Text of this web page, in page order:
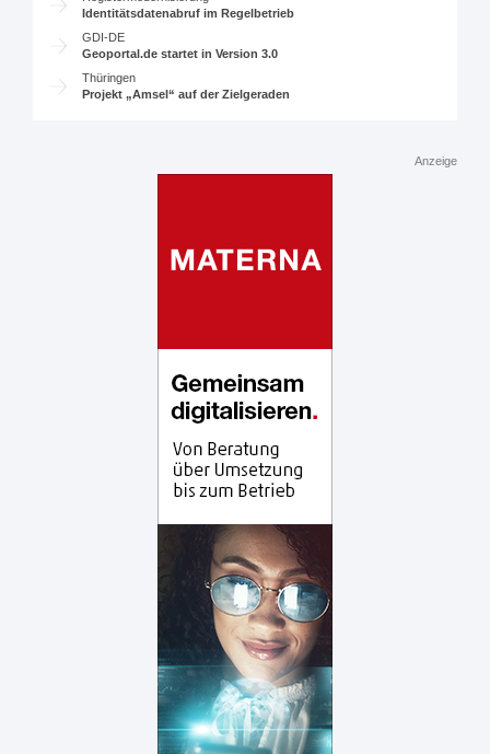
Identitätsdatenabruf im Regelbetrieb
GDI-DE
Geoportal.de startet in Version 3.0
Thüringen
Projekt „Amsel“ auf der Zielgeraden
Anzeige